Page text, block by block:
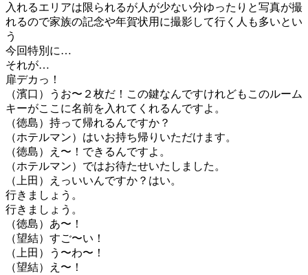
入れるエリアは限られるが人が少ない分ゆったりと写真が撮
れるので家族の記念や年賀状用に撮影して行く人も多いとい
う
今回特別に…
それが…
扉デカっ！
（濱口）うお〜２枚だ！この鍵なんですけれどもこのルーム
キーがここに名前を入れてくれるんですよ。
（徳島）持って帰れるんですか？
（ホテルマン）はいお持ち帰りいただけます。
（徳島）え〜！できるんですよ。
（ホテルマン）ではお待たせいたしました。
（上田）えっいいんですか？はい。
行きましょう。
行きましょう。
（徳島）あ〜！
（望結）すご〜い！
（上田）う〜わ〜！
（望結）え〜！